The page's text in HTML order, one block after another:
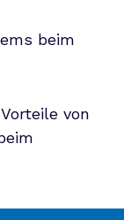
beim
von